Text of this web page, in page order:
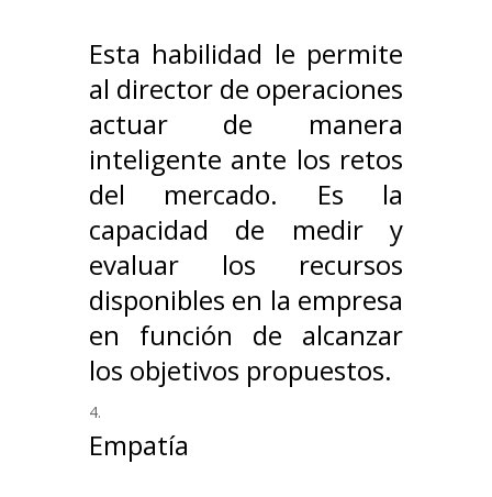
Esta habilidad le permite
al director de operaciones
actuar de manera
inteligente ante los retos
del mercado. Es la
capacidad de medir y
evaluar los recursos
disponibles en la empresa
en función de alcanzar
los objetivos propuestos.
Empatía